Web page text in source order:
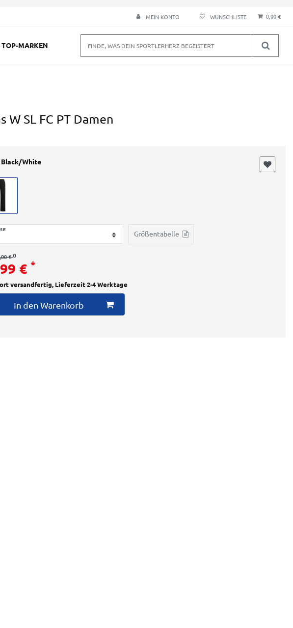
MEIN KONTO 0,00 €
TOP-MARKEN
W SL FC PT Damen
Größentabelle
Black/White
€
€ *
versandfertig, Lieferzeit 2-4 Werktage
In den Warenkorb